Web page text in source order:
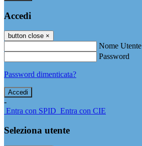
Accedi
button close ×
Nome Utente
Password
Password dimenticata?
-
Entra con SPID Entra con CIE
Seleziona utente